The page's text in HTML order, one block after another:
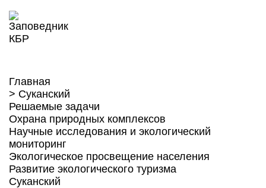
Главная
> Суканский
Решаемые задачи
Охрана природных комплексов
Научные исследования и экологический
мониторинг
Экологическое просвещение населения
Развитие экологического туризма
Суканский